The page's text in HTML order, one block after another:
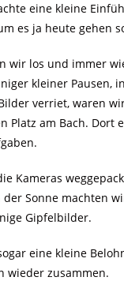
eine kleine
es ja heute gehen
wir los und immer
kleiner Pausen,
verriet, waren
Platz am Bach. Dort
Kameras
Sonne machten
Gipfelbilder.
eine kleine
wieder zusammen.